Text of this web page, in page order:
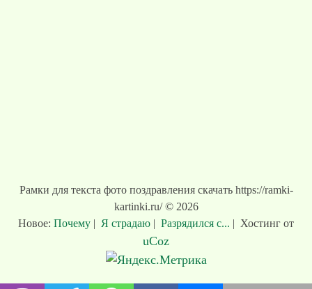
Рамки для текста фото поздравления скачать https://ramki-
kartinki.ru/ © 2026
Новое: Почему | Я страдаю | Разрядился с... | Хостинг от
uCoz